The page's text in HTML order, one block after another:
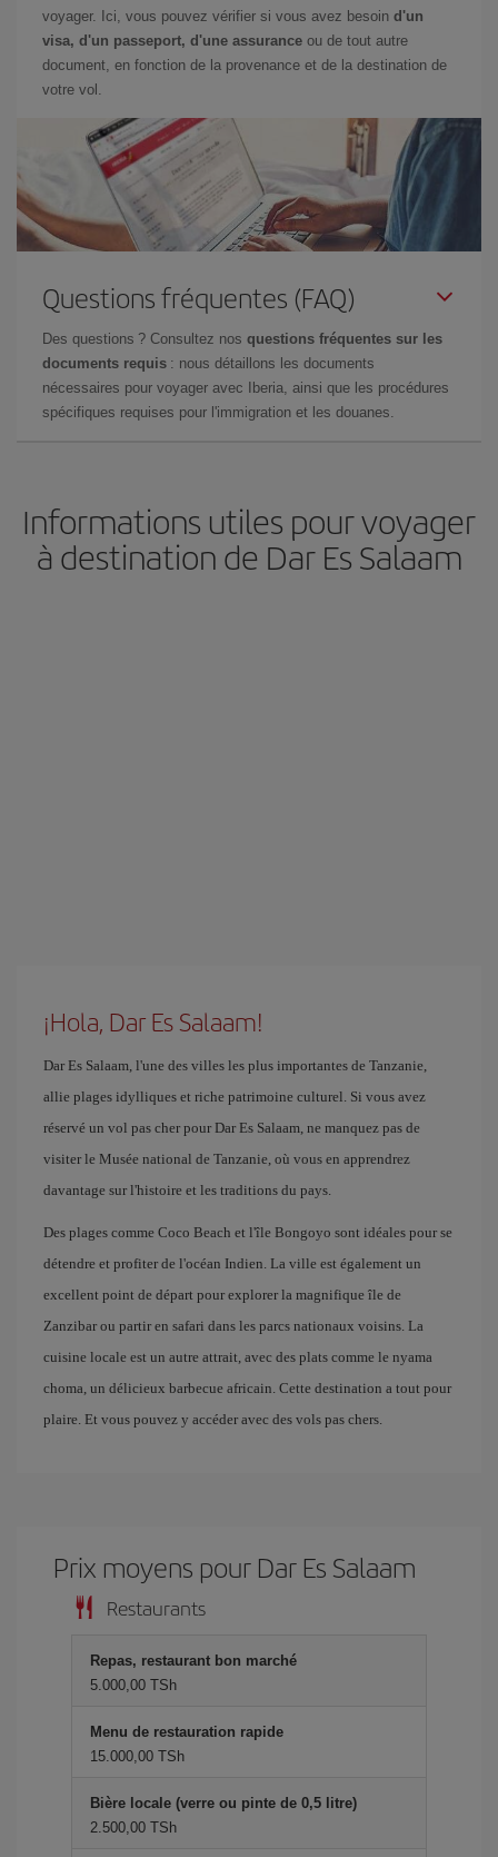
voyager. Ici, vous pouvez vérifier si vous avez besoin d'un
visa, d'un passeport, d'une assurance ou de tout autre
document, en fonction de la provenance et de la destination de
votre vol.
Questions fréquentes (FAQ)
Des questions ? Consultez nos questions fréquentes sur les
documents requis : nous détaillons les documents
nécessaires pour voyager avec Iberia, ainsi que les procédures
spécifiques requises pour l'immigration et les douanes.
Informations utiles pour voyager
à destination de Dar Es Salaam
¡Hola, Dar Es Salaam!
Dar Es Salaam, l'une des villes les plus importantes de Tanzanie,
allie plages idylliques et riche patrimoine culturel. Si vous avez
réservé un vol pas cher pour Dar Es Salaam, ne manquez pas de
visiter le Musée national de Tanzanie, où vous en apprendrez
davantage sur l'histoire et les traditions du pays.
Des plages comme Coco Beach et l'île Bongoyo sont idéales pour se
détendre et profiter de l'océan Indien. La ville est également un
excellent point de départ pour explorer la magnifique île de
Zanzibar ou partir en safari dans les parcs nationaux voisins. La
cuisine locale est un autre attrait, avec des plats comme le nyama
choma, un délicieux barbecue africain. Cette destination a tout pour
plaire. Et vous pouvez y accéder avec des vols pas chers.
Prix ​​moyens pour Dar Es Salaam
Restaurants
Repas, restaurant bon marché
5.000,00 TSh
Menu de restauration rapide
15.000,00 TSh
Bière locale (verre ou pinte de 0,5 litre)
2.500,00 TSh